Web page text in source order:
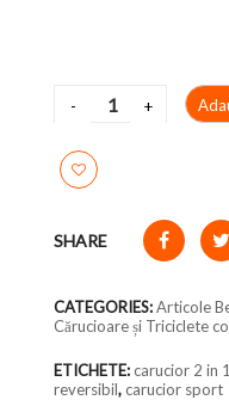
SHARE
CATEGORIES:Articole
Cărucioare și Triciclete
ETICHETE:carucior 2 in 1
reversibil,carucior sport